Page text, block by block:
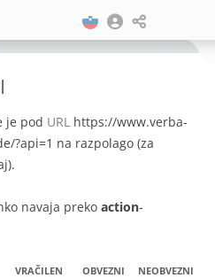
je pod URL https://www.verba-
?api=1 na razpolago (za
navaja preko action-
VRAČILEN
OBVEZNI
NEOBVEZNI